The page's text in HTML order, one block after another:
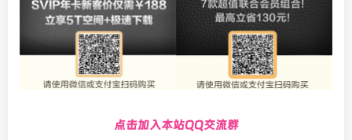
点击加入本站QQ交流群